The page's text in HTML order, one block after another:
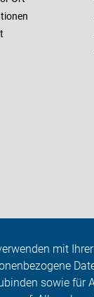
mit
sowie für